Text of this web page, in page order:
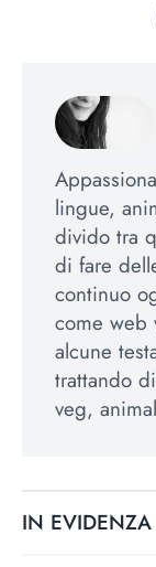
lingue,
divido tra
di fare
continuo
come web
alcune
trattando
veg,
IN EVIDENZA